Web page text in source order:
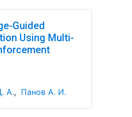
Guided
Using Multi-
А., Панов А. И.